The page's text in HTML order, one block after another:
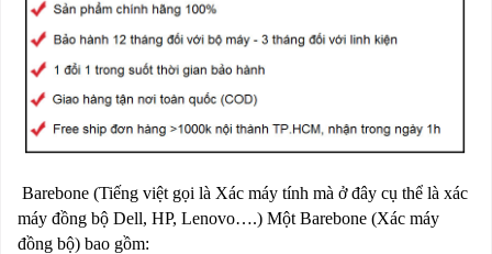
Barebone (Tiếng việt gọi là Xác máy tính mà ở đây cụ thể là xác
máy đồng bộ Dell, HP, Lenovo….) Một Barebone (Xác máy
đồng bộ) bao gồm: